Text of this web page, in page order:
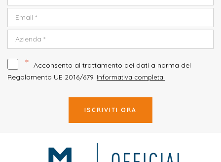
* Acconsento al trattamento dei dati a norma del
Regolamento UE 2016/679. Informativa completa.
ISCRIVITI ORA